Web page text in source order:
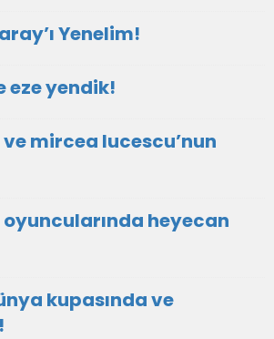
Yenelim!
eze yendik!
mircea lucescu’nun
heyecan
kupasında ve